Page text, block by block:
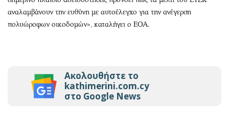
αναλαμβάνουν την ευθύνη με αυτοέλεγχο για την ανέγερση
πολυώροφων οικοδομών», καταλήγει ο ΕΟΑ.
Ακολουθήστε το
kathimerini.com.cy
στο Google News